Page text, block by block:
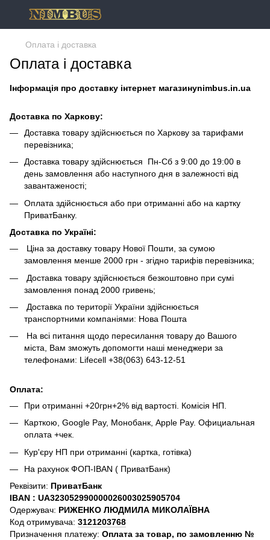
Оплата і доставка
Оплата і доставка
Інформація про доставку інтернет магазинуnimbus.in.ua
Доставка по Харкову:
Доставка товару здійснюється по Харкову за тарифами
перевізника;
Доставка товару здійснюється Пн-Сб з 9:00 до 19:00 в
день замовлення або наступного дня в залежності від
завантаженості;
Оплата здійснюється або при отриманні або на картку
ПриватБанку.
Доставка по Україні:
Ціна за доставку товару Нової Пошти, за сумою
замовлення менше 2000 грн - згідно тарифів перевізника;
Доставка товару здійснюється безкоштовно при сумі
замовлення понад 2000 гривень;
Доставка по території України здійснюється
транспортними компаніями: Нова Пошта
На всі питання щодо пересилання товару до Вашого
міста, Вам зможуть допомогти наші менеджери за
телефонами: Lifecell +38(063) 643-12-51
Оплата:
При отриманні +20грн+2% від вартості. Комісія НП.
Карткою, Google Pay, Монобанк, Apple Pay. Официальная
оплата +чек.
Кур'єру НП при отриманні (картка, готівка)
На рахунок ФОП-IBAN ( ПриватБанк)
Реквізити: ПриватБанк
IBAN : UA323052990000026003025905704
Одержувач: РИЖЕНКО ЛЮДМИЛА МИКОЛАЇВНА
Код отримувача: 3121203768
Призначення платежу: Оплата за товар, по замовленню №